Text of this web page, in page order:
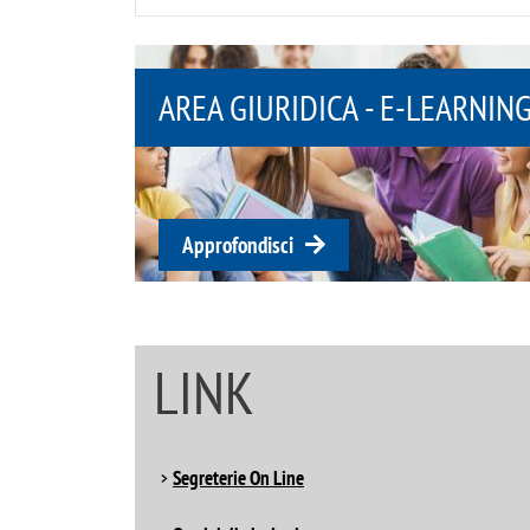
AREA GIURIDICA - E-
Approfondisci
LINK
Segreterie On Line